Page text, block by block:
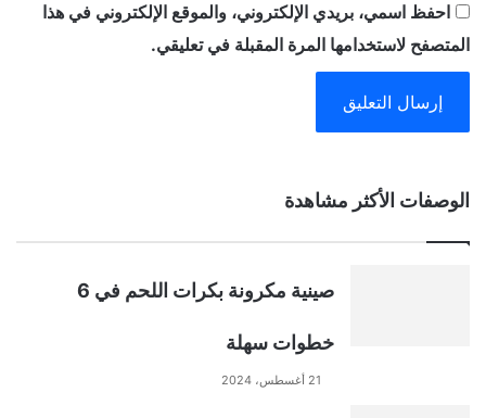
احفظ اسمي، بريدي الإلكتروني، والموقع الإلكتروني في هذا
المتصفح لاستخدامها المرة المقبلة في تعليقي.
lالوصفات الأكثر مشاهدة
صينية مكرونة بكرات اللحم في 6
خطوات سهلة
21 أغسطس، 2024